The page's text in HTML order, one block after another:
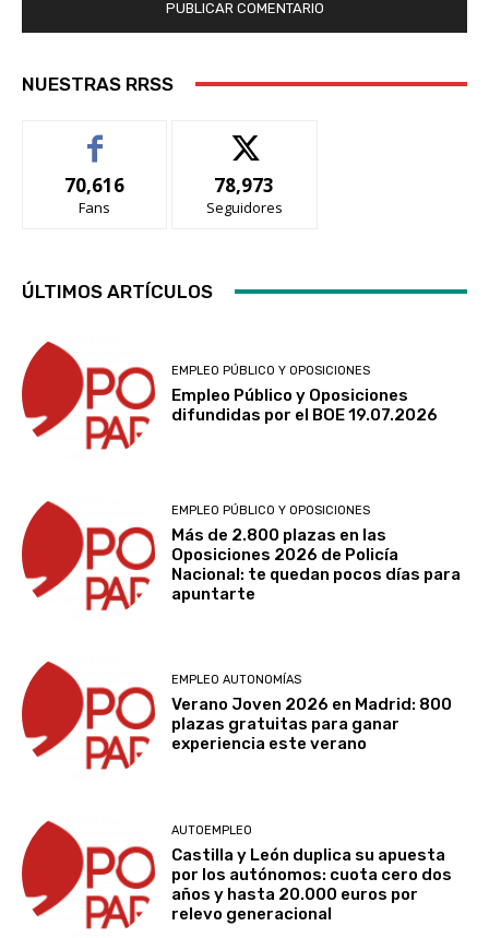
NUESTRAS RRSS
70,616
Fans
78,973
Seguidores
ÚLTIMOS ARTÍCULOS
EMPLEO PÚBLICO Y OPOSICIONES
Empleo Público y Oposiciones
difundidas por el BOE 19.07.2026
EMPLEO PÚBLICO Y OPOSICIONES
Más de 2.800 plazas en las
Oposiciones 2026 de Policía
Nacional: te quedan pocos días para
apuntarte
EMPLEO AUTONOMÍAS
Verano Joven 2026 en Madrid: 800
plazas gratuitas para ganar
experiencia este verano
AUTOEMPLEO
Castilla y León duplica su apuesta
por los autónomos: cuota cero dos
años y hasta 20.000 euros por
relevo generacional